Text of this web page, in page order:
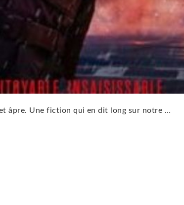
âpre. Une fiction qui en dit long sur notre …